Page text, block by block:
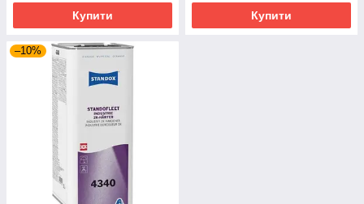
Купити Купити
–10%